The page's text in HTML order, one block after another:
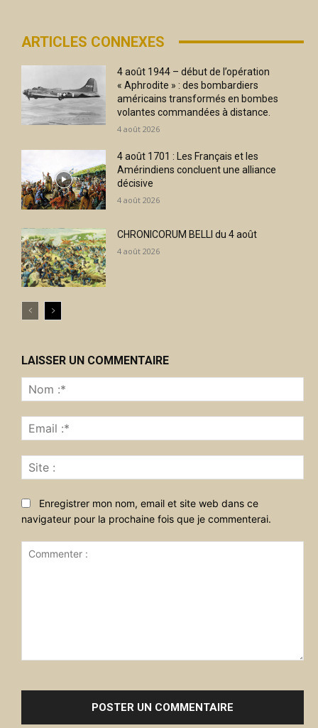
ARTICLES CONNEXES
4 août 1944 – début de l’opération
« Aphrodite » : des bombardiers
américains transformés en bombes
volantes commandées à distance.
4 août 2026
4 août 1701 : Les Français et les
Amérindiens concluent une alliance
décisive
4 août 2026
CHRONICORUM BELLI du 4 août
4 août 2026
LAISSER UN COMMENTAIRE
:*
:*
:
Enregistrer mon nom, email et site web dans ce
navigateur pour la prochaine fois que je commenterai.